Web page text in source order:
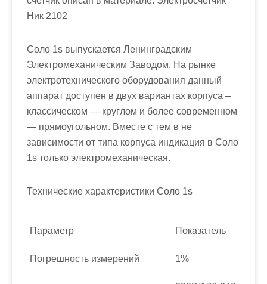
Ник 2102
Соло 1s выпускается Ленинградским
Электромеханическим Заводом. На рынке
электротехнического оборудования данный
аппарат доступен в двух вариантах корпуса –
классическом — круглом и более современном
— прямоугольном. Вместе с тем в не
зависимости от типа корпуса индикация в Соло
1s только электромеханическая.
Технические характеристики Соло 1s
Параметр Показатель
Погрешность измерений 1%